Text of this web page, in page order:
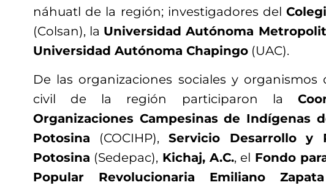
náhuatl de la región; investigadores del
(Colsan), la Universidad Autónoma
Universidad Autónoma Chapingo (UAC).
De las organizaciones sociales y organismos
civil de la región participaron la
Organizaciones Campesinas de Indígenas
Potosina (COCIHP), Servicio Desarrollo y
Potosina (Sedepac), Kichaj, A.C., el Fondo
Popular Revolucionaria Emiliano Zapata